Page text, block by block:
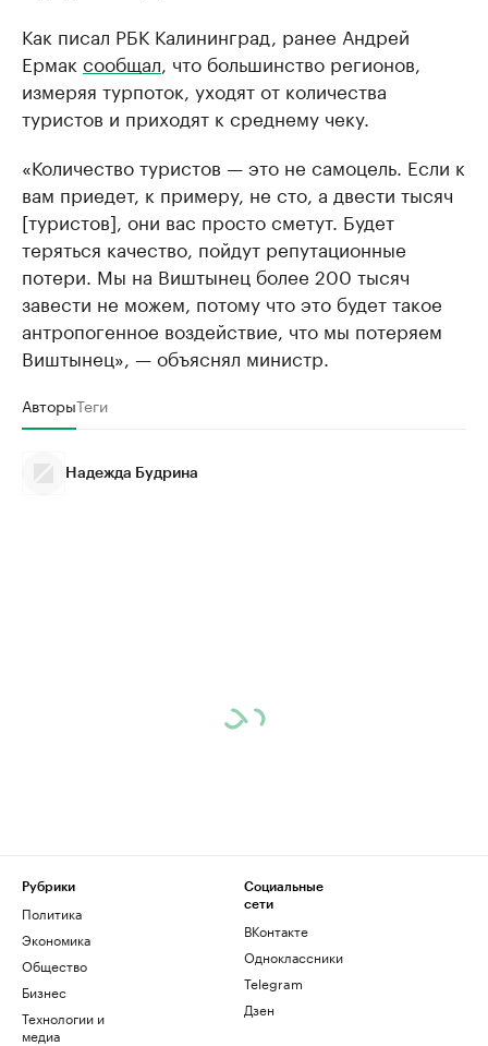
Как писал РБК Калининград, ранее Андрей
Ермак сообщал , что большинство регионов,
измеряя турпоток, уходят от количества
туристов и приходят к среднему чеку.
«Количество туристов — это не самоцель. Если к
вам приедет, к примеру, не сто, а двести тысяч
[туристов], они вас просто сметут. Будет
теряться качество, пойдут репутационные
потери. Мы на Виштынец более 200 тысяч
завести не можем, потому что это будет такое
антропогенное воздействие, что мы потеряем
Виштынец», — объяснял министр.
АвторыТеги
Надежда Будрина
Рубрики
Политика
Экономика
Общество
Бизнес
Технологии и
медиа
Социальные
сети
ВКонтакте
Одноклассники
Telegram
Дзен